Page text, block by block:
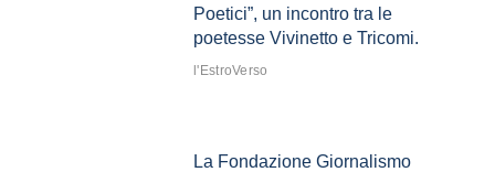
Poetici”, un incontro tra le
poetesse Vivinetto e Tricomi.
l'EstroVerso
La Fondazione Giornalismo